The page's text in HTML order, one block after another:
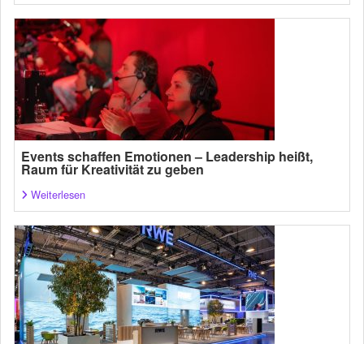
Events schaffen Emotionen – Leadership heißt,
Raum für Kreativität zu geben
Weiterlesen